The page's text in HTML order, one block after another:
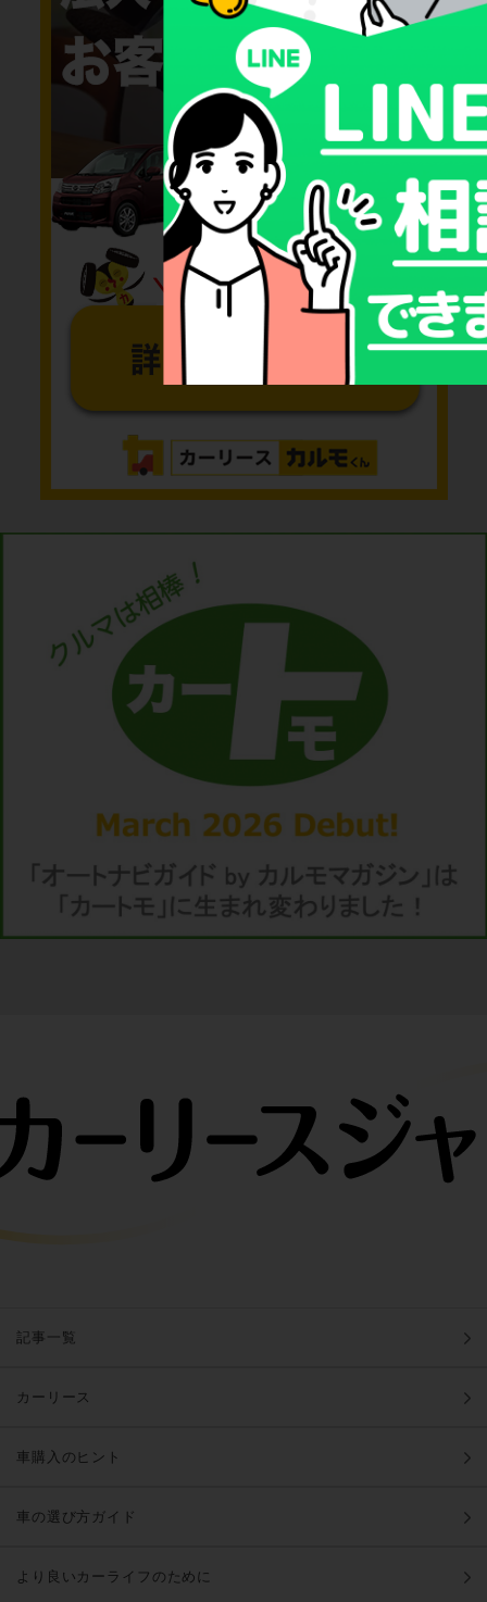
記事一覧
カーリース
車購入のヒント
車の選び方ガイド
より良いカーライフのために